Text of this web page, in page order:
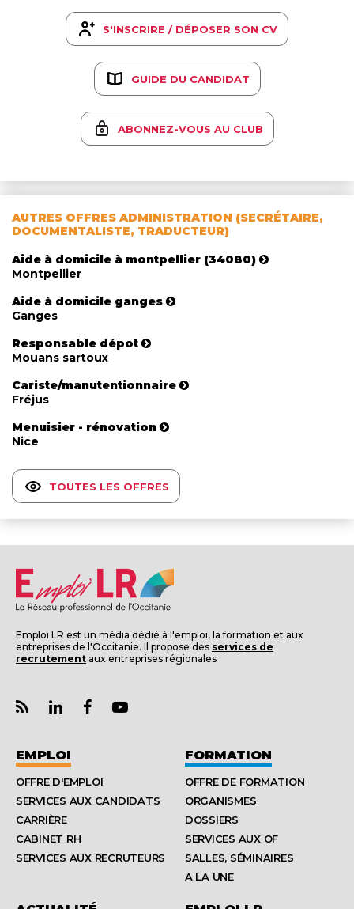
S'INSCRIRE / DÉPOSER SON CV
GUIDE DU CANDIDAT
ABONNEZ-VOUS AU CLUB
AUTRES OFFRES ADMINISTRATION (SECRÉTAIRE,
DOCUMENTALISTE, TRADUCTEUR)
Aide à domicile à montpellier (34080)
Montpellier
Aide à domicile ganges
Ganges
Responsable dépot
Mouans sartoux
Cariste/manutentionnaire
Fréjus
Menuisier - rénovation
Nice
TOUTES LES OFFRES
Emploi LR est un média dédié à l'emploi, la formation et aux
entreprises de l'Occitanie. Il propose des services de
recrutement aux entreprises régionales
EMPLOI
OFFRE D'EMPLOI
SERVICES AUX CANDIDATS
CARRIÈRE
CABINET RH
SERVICES AUX RECRUTEURS
FORMATION
OFFRE DE FORMATION
ORGANISMES
DOSSIERS
SERVICES AUX OF
SALLES, SÉMINAIRES
A LA UNE